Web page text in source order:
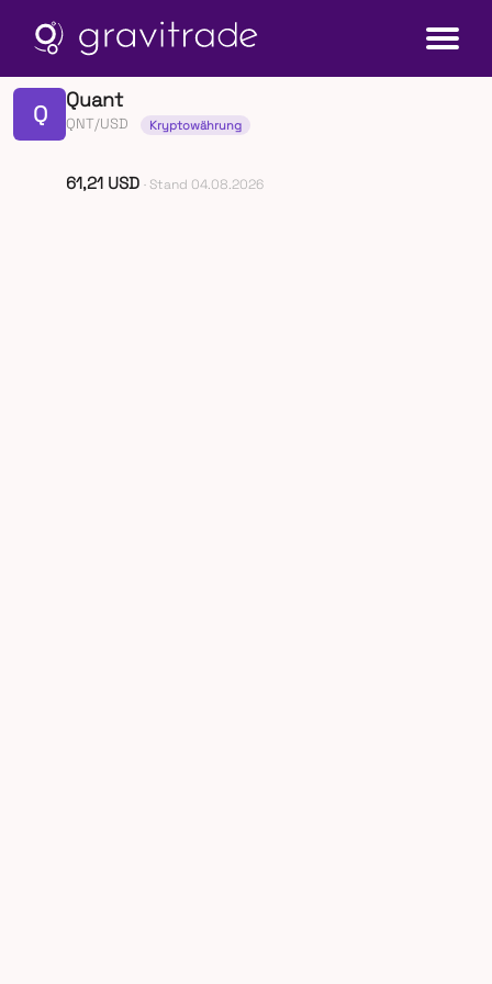
Q
Quant
QNT/USD Kryptowährung
61,21 USD · Stand 04.08.2026